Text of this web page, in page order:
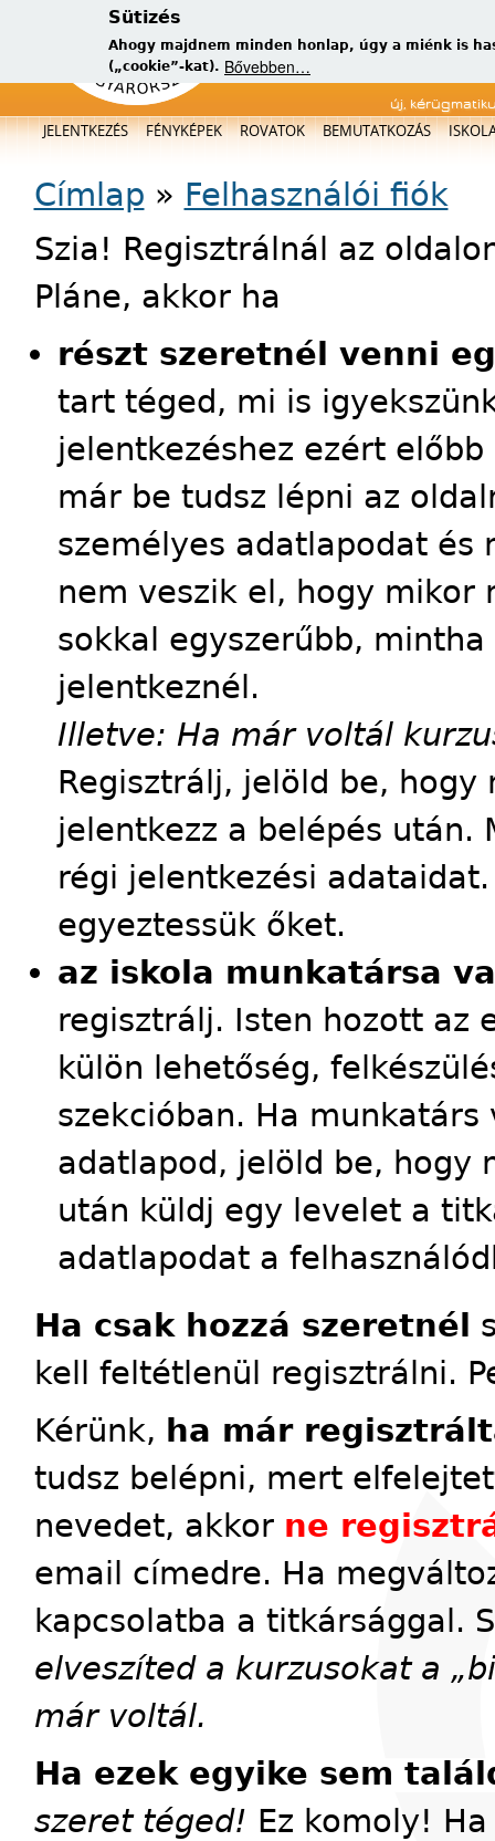
Sütizés
Ahogy majdnem minden honlap, úgy a miénk is
(„cookie”-kat). Bővebben…
új,
Főmenü
JELENTKEZÉS FÉNYKÉPEK ROVATOK BEMUTATKOZÁS
Jelenlegi hely
Címlap » Felhasználói fiók
Szia! Regisztrálnál az
Pláne, akkor ha
részt szeretnél venni
tart téged, mi is
jelentkezéshez ezért
már be tudsz lépni az
személyes adatlapodat és
nem veszik el, hogy mikor
sokkal egyszerűbb,
jelentkeznél.
Illetve: Ha már voltál
Regisztrálj, jelöld be,
jelentkezz a belépés után.
régi jelentkezési
egyeztessük őket.
az iskola munkatársa
regisztrálj. Isten hozott az
külön lehetőség,
szekcióban. Ha
adatlapod, jelöld be, hogy
után küldj egy levelet a
adatlapodat a
Ha csak hozzá szeretnél
kell feltétlenül regisztrálni.
Kérünk, ha már
tudsz belépni, mert
nevedet, akkor ne
email címedre. Ha
kapcsolatba a titkársággal.
elveszíted a kurzusokat a
már voltál.
Ha ezek egyike sem
szeret téged! Ez komoly!